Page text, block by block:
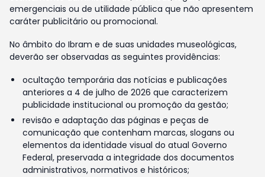
emergenciais ou de utilidade pública que não apresentem
caráter publicitário ou promocional.
No âmbito do Ibram e de suas unidades museológicas,
deverão ser observadas as seguintes providências:
ocultação temporária das notícias e publicações
anteriores a 4 de julho de 2026 que caracterizem
publicidade institucional ou promoção da gestão;
revisão e adaptação das páginas e peças de
comunicação que contenham marcas, slogans ou
elementos da identidade visual do atual Governo
Federal, preservada a integridade dos documentos
administrativos, normativos e históricos;